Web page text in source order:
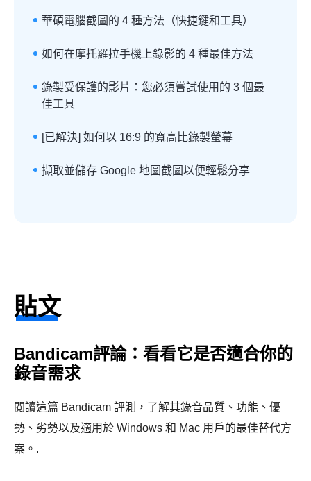
華碩電腦截圖的 4 種方法（快捷鍵和工具）
如何在摩托羅拉手機上錄影的 4 種最佳方法
錄製受保護的影片：您必須嘗試使用的 3 個最
佳工具
[已解決] 如何以 16:9 的寬高比錄製螢幕
擷取並儲存 Google 地圖截圖以便輕鬆分享
貼文
Bandicam評論：看看它是否適合你的
錄音需求
閱讀這篇 Bandicam 評測，了解其錄音品質、功能、優
勢、劣勢以及適用於 Windows 和 Mac 用戶的最佳替代方
案。.